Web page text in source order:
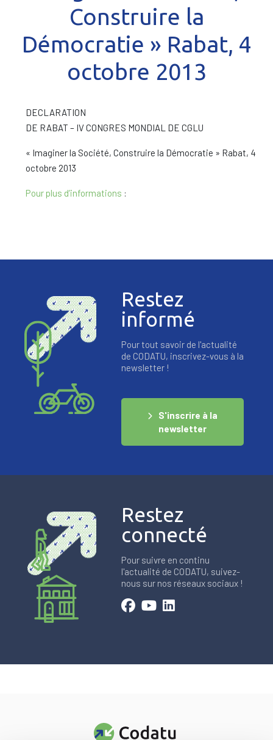
Construire la
Démocratie » Rabat, 4
octobre 2013
DECLARATION
DE RABAT – IV CONGRES MONDIAL DE CGLU
« Imaginer la Société, Construire la Démocratie » Rabat, 4
octobre 2013
Pour plus d’informations :
Restez
informé
Pour tout savoir de l'actualité
de CODATU, inscrivez-vous à la
newsletter !
S'inscrire à la
newsletter
Restez
connecté
Pour suivre en continu
l'actualité de CODATU, suivez-
nous sur nos réseaux sociaux !